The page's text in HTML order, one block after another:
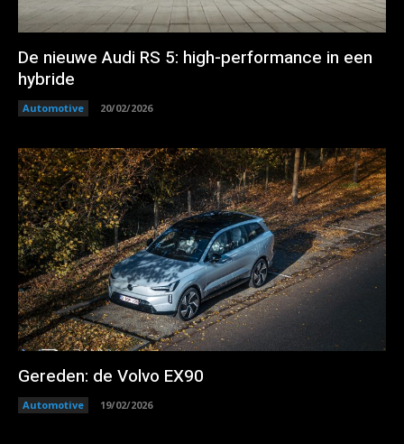
De nieuwe Audi RS 5: high-performance in een
hybride
Automotive 20/02/2026
Gereden: de Volvo EX90
Automotive 19/02/2026